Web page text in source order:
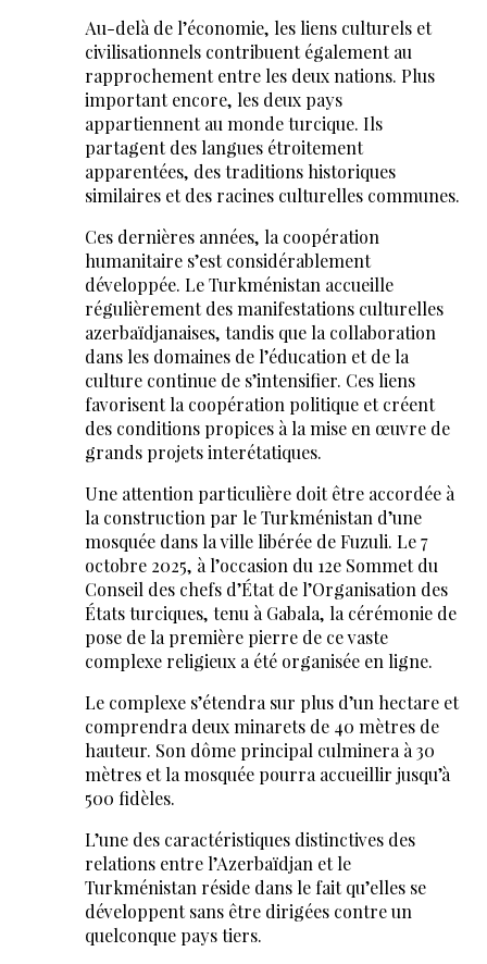
Au-delà de l’économie, les liens culturels et
civilisationnels contribuent également au
rapprochement entre les deux nations. Plus
important encore, les deux pays
appartiennent au monde turcique. Ils
partagent des langues étroitement
apparentées, des traditions historiques
similaires et des racines culturelles communes.
Ces dernières années, la coopération
humanitaire s’est considérablement
développée. Le Turkménistan accueille
régulièrement des manifestations culturelles
azerbaïdjanaises, tandis que la collaboration
dans les domaines de l’éducation et de la
culture continue de s’intensifier. Ces liens
favorisent la coopération politique et créent
des conditions propices à la mise en œuvre de
grands projets interétatiques.
Une attention particulière doit être accordée à
la construction par le Turkménistan d’une
mosquée dans la ville libérée de Fuzuli. Le 7
octobre 2025, à l’occasion du 12e Sommet du
Conseil des chefs d’État de l’Organisation des
États turciques, tenu à Gabala, la cérémonie de
pose de la première pierre de ce vaste
complexe religieux a été organisée en ligne.
Le complexe s’étendra sur plus d’un hectare et
comprendra deux minarets de 40 mètres de
hauteur. Son dôme principal culminera à 30
mètres et la mosquée pourra accueillir jusqu’à
500 fidèles.
L’une des caractéristiques distinctives des
relations entre l’Azerbaïdjan et le
Turkménistan réside dans le fait qu’elles se
développent sans être dirigées contre un
quelconque pays tiers.